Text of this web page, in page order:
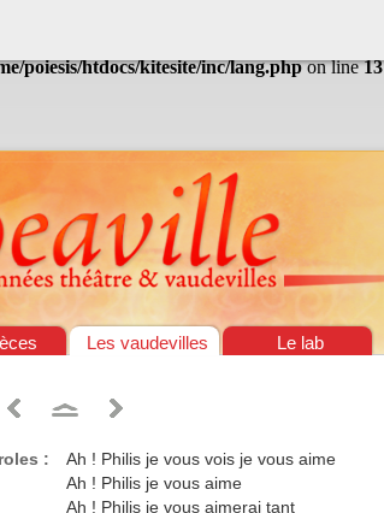
poiesis/htdocs/kitesite/inc/lang.phpon line13
Les vaudevilles Le lab
:
Ah ! Philis je vous vois je vous aime
Ah ! Philis je vous aime
Ah ! Philis je vous aimerai tant